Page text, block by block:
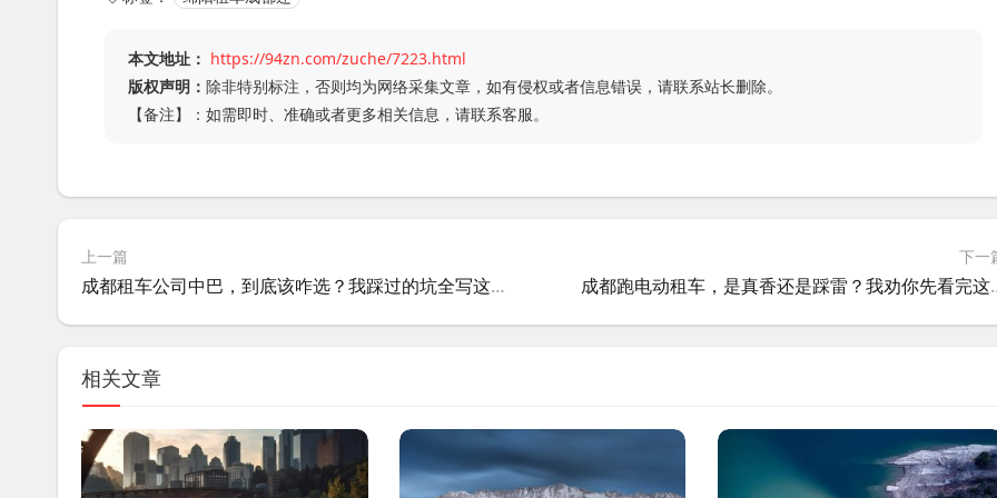
本文地址： https://94zn.com/zuche/7223.html
版权声明： 除非特别标注，否则均为网络采集文章，如有侵权或者信息错误，请联系站长删除。
【备注】：如需即时、准确或者更多相关信息，请联系客服。
上一篇
成都租车公司中巴，到底该咋选？我踩过的坑全写这儿了
下一
成都跑电动租车
相关文章